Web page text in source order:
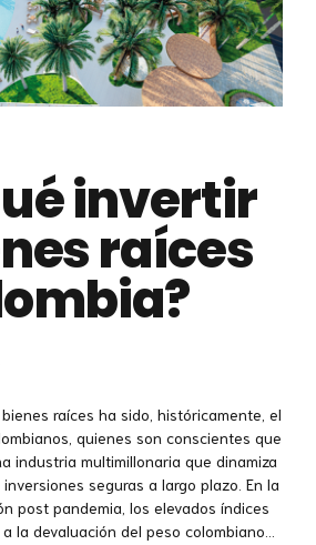
invertir
raíces
raíces ha sido, históricamente, el
quienes son conscientes que
industria multimillonaria que dinamiza
seguras a largo plazo. En la
post pandemia, los elevados índices
la devaluación del peso colombiano...